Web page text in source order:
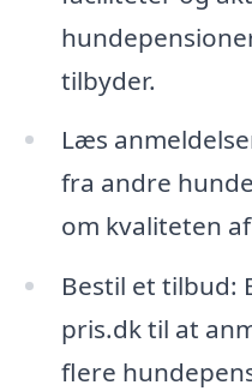
tilbyder.
Læs
fra andre
om kvaliteten
Bestil et tilbud:
pris.dk til at
flere